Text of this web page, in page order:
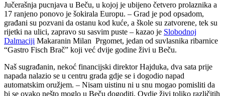
Jučerašnja pucnjava u Beču, u kojoj je ubijeno četvero prolaznika a
17 ranjeno ponovo je šokirala Europu. – Grad je pod opsadom,
građani su pozvani da ostanu kod kuće, a škole su zatvorene, tek su
rijetki na ulici, zapravo su sasvim puste – kazao je Slobodnoj
Dalmaciji Makaranin Milan Prgomet, jedan od suvlasnika ribarnice
“Gastro Fisch Brač” koji već dvije godine živi u Beču.
Naš sugrađanin, nekoć financijski direktor Hajduka, dva sata prije
napada nalazio se u centru grada gdje se i dogodio napad
automatskim oružjem. – Nisam uistinu ni u snu mogao pomisliti da
bi se ovako nešto moglo u Beču dogoditi. Ovdje živi toliko različitih